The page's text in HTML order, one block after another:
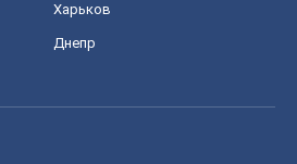
Харьков
Днепр